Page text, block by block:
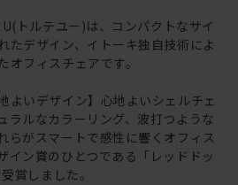
トルテユー)は、コンパクトなサイ
たデザイン、イトーキ独自技術によ
オフィスチェアです。
よいデザイン】心地よいシェルチェ
ラルなカラーリング、波打つような
らがスマートで感性に響くオフィス
イン賞のひとつである「レッドドッ
賞しました。